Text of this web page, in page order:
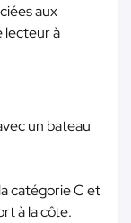
aux
lecteur à
un bateau
catégorie C et
à la côte.